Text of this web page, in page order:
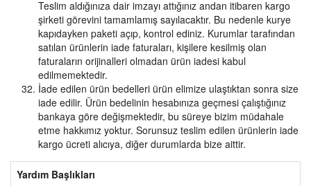
Teslim aldığınıza dair imzayı attığınız andan itibaren kargo
şirketi görevini tamamlamış sayılacaktır. Bu nedenle kurye
kapıdayken paketi açıp, kontrol ediniz. Kurumlar tarafından
satılan ürünlerin iade faturaları, kişilere kesilmiş olan
faturaların orijinalleri olmadan ürün iadesi kabul
edilmemektedir.
İade edilen ürün bedelleri ürün elimize ulaştıktan sonra size
iade edilir. Ürün bedelinin hesabınıza geçmesi çalıştığınız
bankaya göre değişmektedir, bu süreye bizim müdahale
etme hakkımız yoktur. Sorunsuz teslim edilen ürünlerin iade
kargo ücreti alıcıya, diğer durumlarda bize aittir.
Yardım Başlıkları